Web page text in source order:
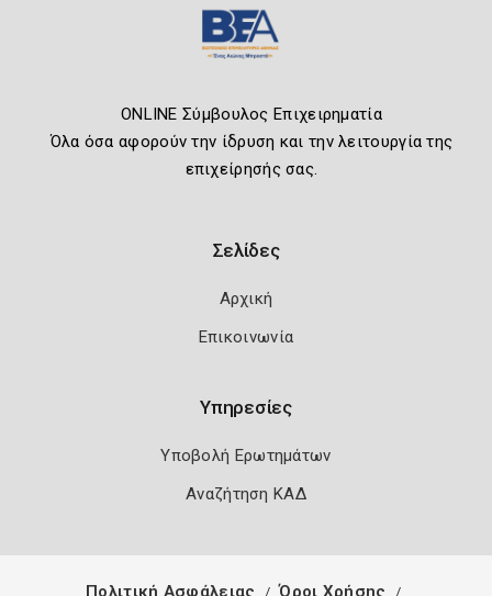
ONLINE Σύμβουλος Επιχειρηματία
Όλα όσα αφορούν την ίδρυση και την λειτουργία της
επιχείρησής σας.
Σελίδες
Αρχική
Επικοινωνία
Υπηρεσίες
Υποβολή Ερωτημάτων
Αναζήτηση ΚΑΔ
Πολιτική Ασφάλειας Όροι Χρήσης